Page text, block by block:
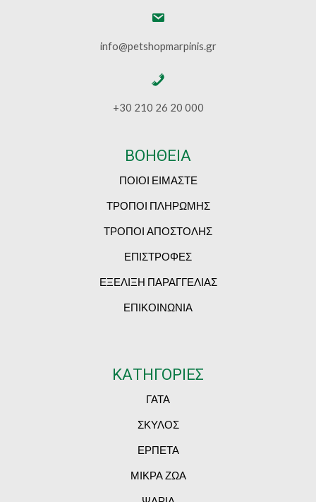
info@petshopmarpinis.gr
+30 210 26 20 000
ΒΟΗΘΕΙΑ
ΠΟΙΟΙ ΕΙΜΑΣΤΕ
ΤΡΟΠΟΙ ΠΛΗΡΩΜΗΣ
ΤΡΟΠΟΙ ΑΠΟΣΤΟΛΗΣ
ΕΠΙΣΤΡΟΦΕΣ
ΕΞΕΛΙΞΗ ΠΑΡΑΓΓΕΛΙΑΣ
ΕΠΙΚΟΙΝΩΝΙΑ
ΚΑΤΗΓΟΡΙΕΣ
ΓΑΤΑ
ΣΚΥΛΟΣ
ΕΡΠΕΤΑ
ΜΙΚΡΑ ΖΩΑ